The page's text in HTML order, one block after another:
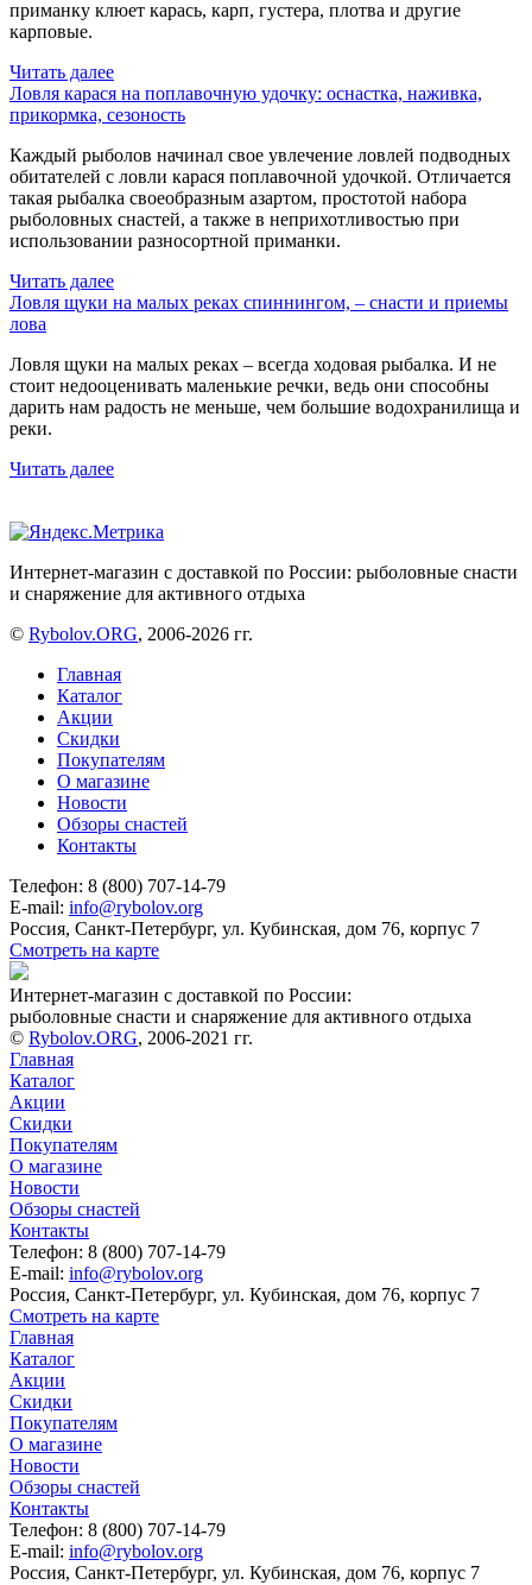
приманку клюет карась, карп, густера, плотва и другие
карповые.
Читать далее
Ловля карася на поплавочную удочку: оснастка, наживка,
прикормка, сезоность
Каждый рыболов начинал свое увлечение ловлей подводных
обитателей с ловли карася поплавочной удочкой. Отличается
такая рыбалка своеобразным азартом, простотой набора
рыболовных снастей, а также в неприхотливостью при
использовании разносортной приманки.
Читать далее
Ловля щуки на малых реках спиннингом, – снасти и приемы
лова
Ловля щуки на малых реках – всегда ходовая рыбалка. И не
стоит недооценивать маленькие речки, ведь они способны
дарить нам радость не меньше, чем большие водохранилища и
реки.
Читать далее
Интернет-магазин с доставкой по России: рыболовные снасти
и снаряжение для активного отдыха
© Rybolov.ORG, 2006-2026 гг.
Главная
Каталог
Акции
Скидки
Покупателям
О магазине
Новости
Обзоры снастей
Контакты
Телефон: 8 (800) 707-14-79
E-mail: info@rybolov.org
Россия, Санкт-Петербург, ул. Кубинская, дом 76, корпус 7
Смотреть на карте
Интернет-магазин с доставкой по России:
рыболовные снасти и снаряжение для активного отдыха
© Rybolov.ORG, 2006-2021 гг.
Главная
Каталог
Акции
Скидки
Покупателям
О магазине
Новости
Обзоры снастей
Контакты
Телефон: 8 (800) 707-14-79
E-mail: info@rybolov.org
Россия, Санкт-Петербург, ул. Кубинская, дом 76, корпус 7
Смотреть на карте
Главная
Каталог
Акции
Скидки
Покупателям
О магазине
Новости
Обзоры снастей
Контакты
Телефон: 8 (800) 707-14-79
E-mail: info@rybolov.org
Россия, Санкт-Петербург, ул. Кубинская, дом 76, корпус 7